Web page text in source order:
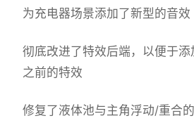
为充电器场景添加了新型的音效
彻底改进了特效后端，以便于
之前的特效
修复了液体池与主角浮动/重合